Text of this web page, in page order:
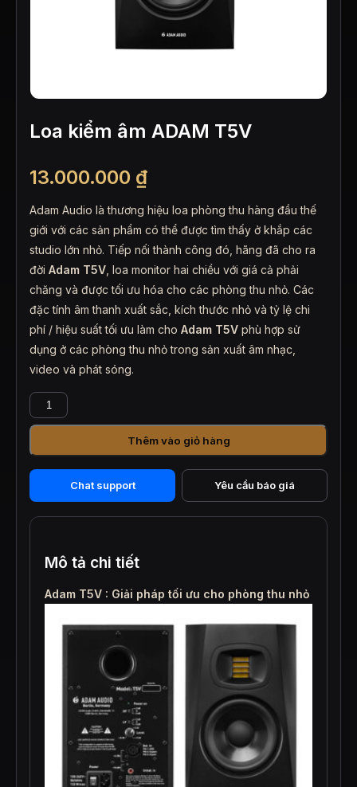
Loa kiểm âm ADAM T5V
13.000.000 ₫
Adam Audio là thương hiệu loa phòng thu hàng đầu thế
giới với các sản phẩm có thể được tìm thấy ở khắp các
studio lớn nhỏ. Tiếp nối thành công đó, hãng đã cho ra
đời Adam T5V , loa monitor hai chiều với giá cả phải
chăng và được tối ưu hóa cho các phòng thu nhỏ. Các
đặc tính âm thanh xuất sắc, kích thước nhỏ và tỷ lệ chi
phí / hiệu suất tối ưu làm cho Adam T5V phù hợp sử
dụng ở các phòng thu nhỏ trong sản xuất âm nhạc,
video và phát sóng.
Loa
kiểm
âm
T5V
số
Thêm vào giỏ hàng
Chat support Yêu cầu báo giá
Mô tả chi tiết
Adam T5V : Giải pháp tối ưu cho phòng thu nhỏ